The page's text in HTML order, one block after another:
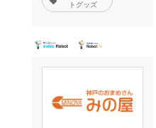
トグッズ